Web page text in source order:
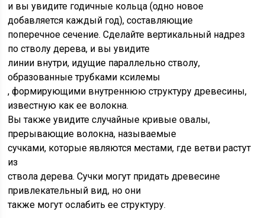
и вы увидите годичные кольца (одно новое
добавляется каждый год), составляющие
поперечное сечение. Сделайте вертикальный надрез
по стволу дерева, и вы увидите
линии внутри, идущие параллельно стволу,
образованные трубками ксилемы
, формирующими внутреннюю структуру древесины,
известную как ее волокна.
Вы также увидите случайные кривые овалы,
прерывающие волокна, называемые
сучками, которые являются местами, где ветви растут
из
ствола дерева. Сучки могут придать древесине
привлекательный вид, но они
также могут ослабить ее структуру.